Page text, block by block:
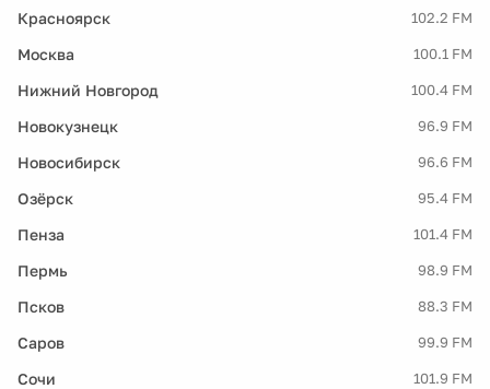
Красноярск 102.2 FM
Москва 100.1 FM
Нижний Новгород 100.4 FM
Новокузнецк 96.9 FM
Новосибирск 96.6 FM
Озёрск 95.4 FM
Пенза 101.4 FM
Пермь 98.9 FM
Псков 88.3 FM
Саров 99.9 FM
Сочи 101.9 FM